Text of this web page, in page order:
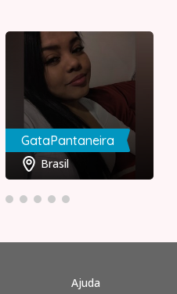
GataPantaneira
Brasil
Ajuda